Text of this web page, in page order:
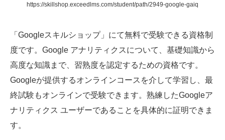
https://skillshop.exceedlms.com/student/path/2949-google-gaiq
「Googleスキルショップ」にて無料で受験できる資格制
度です。Google アナリティクスについて、基礎知識から
高度な知識まで、習熟度を認定するための資格です。
Googleが提供するオンラインコースを介して学習し、最
終試験もオンラインで受験できます。熟練したGoogleア
ナリティクス ユーザーであることを具体的に証明できま
す。